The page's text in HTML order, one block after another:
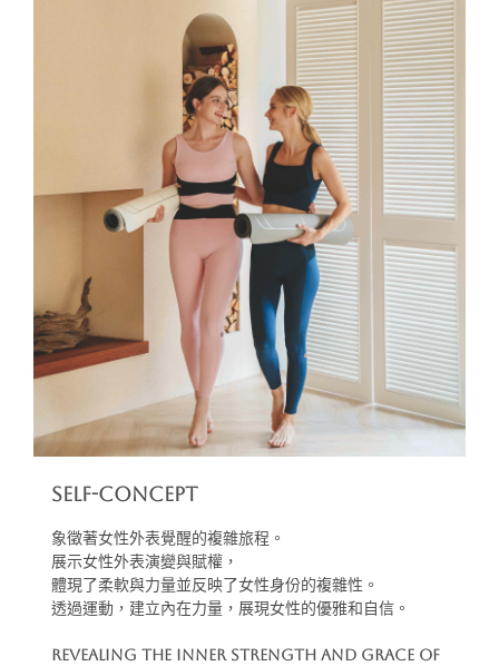
Self-Concept
象徵著女性外表覺醒的複雜旅程。
展示女性外表演變與賦權，
體現了柔軟與力量並反映了女性身份的複雜性。
透過運動，建立內在力量，展現女性的優雅和自信。
Revealing the Inner Strength and Grace of